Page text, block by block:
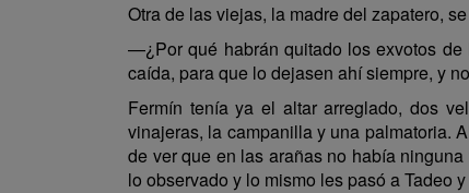
Otra de las viejas, la madre del zapatero,
—¿Por qué habrán quitado los exvotos
caída, para que lo dejasen ahí siempre, y
Fermín tenía ya el altar arreglado, dos
vinajeras, la campanilla y una palmatoria.
de ver que en las arañas no había
lo observado y lo mismo les pasó a Tadeo